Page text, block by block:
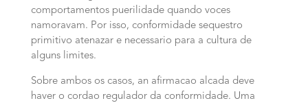
comportamentos puerilidade quando voces
namoravam. Por isso, conformidade sequestro
primitivo atenazar e necessario para a cultura de
alguns limites.
Sobre ambos os casos, an afirmacao alcada deve
haver o cordao regulador da conformidade. Uma